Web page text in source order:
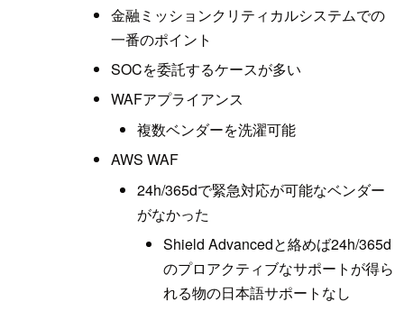
金融ミッションクリティカルシステムでの
一番のポイント
SOCを委託するケースが多い
WAFアプライアンス
複数ベンダーを洗濯可能
AWS WAF
24h/365dで緊急対応が可能なベンダー
がなかった
Shield Advancedと絡めば24h/365d
のプロアクティブなサポートが得ら
れる物の日本語サポートなし